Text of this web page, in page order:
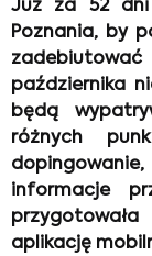
Już za 52 dni
Poznania, by
października
będą
różnych
informacje
aplikację